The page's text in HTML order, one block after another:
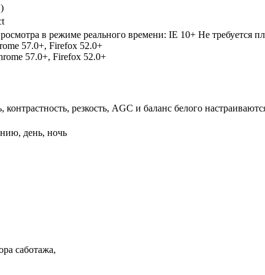
в режиме реального времени: IE 10+ Не требуется
57.0+, Firefox 52.0+
57.0+, Firefox 52.0+
контрастность, резкость, AGC и баланс белого
день, ночь
саботажа,